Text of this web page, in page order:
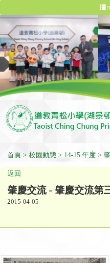
首頁 校園動態 14-15 年度
返回
肇慶交流 - 肇慶交流第
2015-04-05